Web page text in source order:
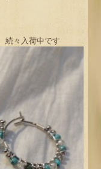
続々入荷中です